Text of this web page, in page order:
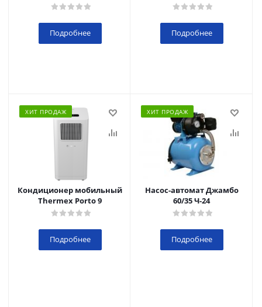
Подробнее Подробнее
ХИТ ПРОДАЖ
Кондиционер мобильный
Thermex Porto 9
Подробнее
ХИТ ПРОДАЖ
Насос-автомат Джамбо
60/35 Ч-24
Подробнее